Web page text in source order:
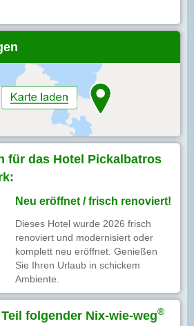
für das Hotel Pickalbatros
Neu eröffnet / frisch renoviert!
Dieses Hotel wurde 2026 frisch
renoviert und modernisiert oder
komplett neu eröffnet. Genießen
Sie Ihren Urlaub in schickem
Ambiente.
folgender Nix-wie-weg®